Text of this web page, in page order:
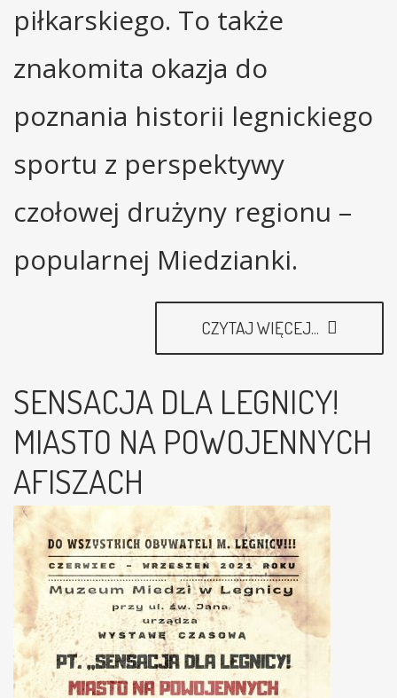
piłkarskiego. To także
znakomita okazja do
poznania historii legnickiego
sportu z perspektywy
czołowej drużyny regionu –
popularnej Miedzianki.
CZYTAJ WIĘCEJ...
SENSACJA DLA LEGNICY!
MIASTO NA POWOJENNYCH
AFISZACH